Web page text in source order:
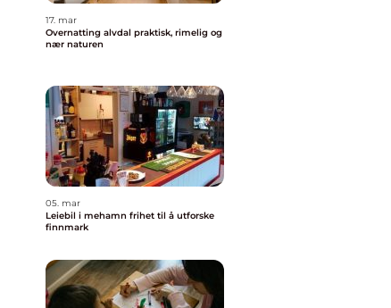
17. mar
Overnatting alvdal praktisk, rimelig og
nær naturen
05. mar
Leiebil i mehamn frihet til å utforske
finnmark